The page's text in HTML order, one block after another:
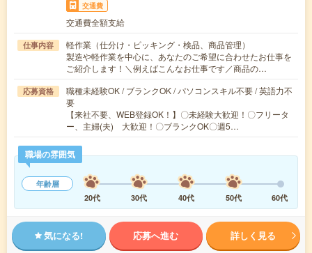
交通費
交通費全額支給
仕事内容
軽作業（仕分け・ピッキング・検品、商品管理）
製造や軽作業を中心に、あなたのご希望に合わせたお仕事を
ご紹介します！＼例えばこんなお仕事です／商品の…
応募資格
職種未経験OK / ブランクOK / パソコンスキル不要 / 英語力不
要
【来社不要、WEB登録OK！】〇未経験大歓迎！〇フリータ
ー、主婦(夫) 大歓迎！〇ブランクOK〇週5…
職場の雰囲気
年齢層
20代
30代 40代 50代 60代
気になる! 応募へ進む 詳しく見る